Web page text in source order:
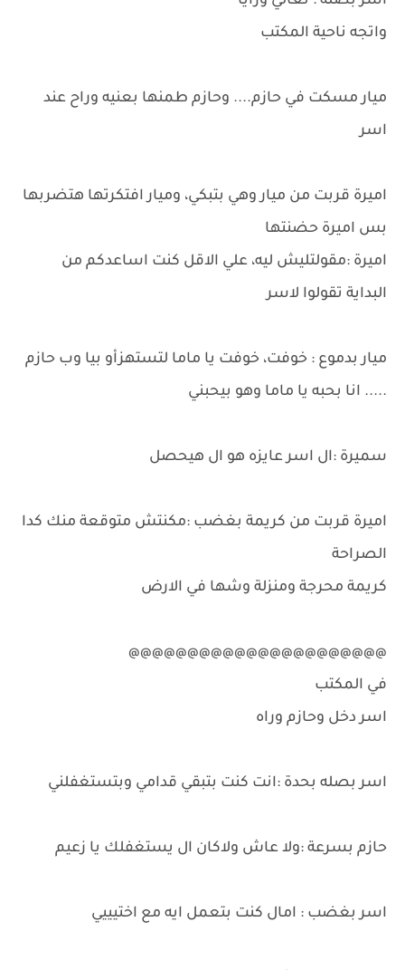
واتجه ناحية المكتب
ميار مسكت في حازم.... وحازم طمنها بعنيه وراح عند
اسر
اميرة قربت من ميار وهي بتبكي، وميار افتكرتها هتضربها
بس اميرة حضنتها
اميرة :مقولتليش ليه، علي الاقل كنت اساعدكم من
البداية تقولوا لاسر
ميار بدموع : خوفت، خوفت يا ماما لتستهزأو بيا وب حازم
..... انا بحبه يا ماما وهو بيحبني
سميرة :ال اسر عايزه هو ال هيحصل
اميرة قربت من كريمة بغضب :مكنتش متوقعة منك كدا
الصراحة
كريمة محرجة ومنزلة وشها في الارض
@@@@@@@@@@@@@@@@@@@@@@
في المكتب
اسر دخل وحازم وراه
اسر بصله بحدة :انت كنت بتبقي قدامي وبتستغفلني
حازم بسرعة :ولا عاش ولاكان ال يستغفلك يا زعيم
اسر بغضب : امال كنت بتعمل ايه مع اختيييي